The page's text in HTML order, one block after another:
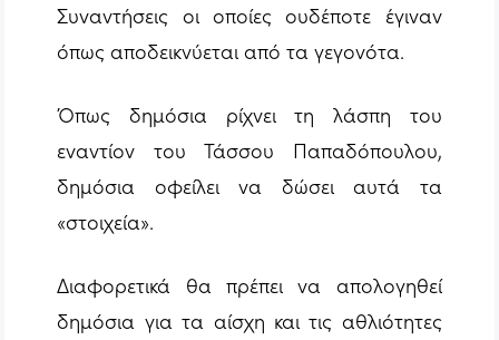
Συναντήσεις οι οποίες ουδέποτε έγιναν
όπως αποδεικνύεται από τα γεγονότα.
Όπως δημόσια ρίχνει τη λάσπη του
εναντίον του Τάσσου Παπαδόπουλου,
δημόσια οφείλει να δώσει αυτά τα
«στοιχεία».
Διαφορετικά θα πρέπει να απολογηθεί
δημόσια για τα αίσχη και τις αθλιότητες